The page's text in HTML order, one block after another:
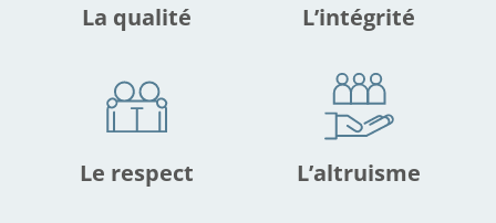
La qualité L’intégrité
Le respect L’altruisme